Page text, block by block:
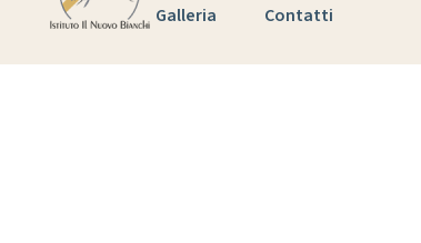
Galleria Contatti